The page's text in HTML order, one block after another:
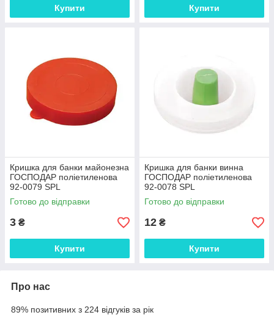
Купити Купити
Кришка для банки майонезна
ГОСПОДАР поліетиленова
92-0079 SPL
Готово до відправки
3 ₴
Купити
Кришка для банки винна
ГОСПОДАР поліетиленова
92-0078 SPL
Готово до відправки
12 ₴
Купити
Про нас
89% позитивних з 224 відгуків за рік